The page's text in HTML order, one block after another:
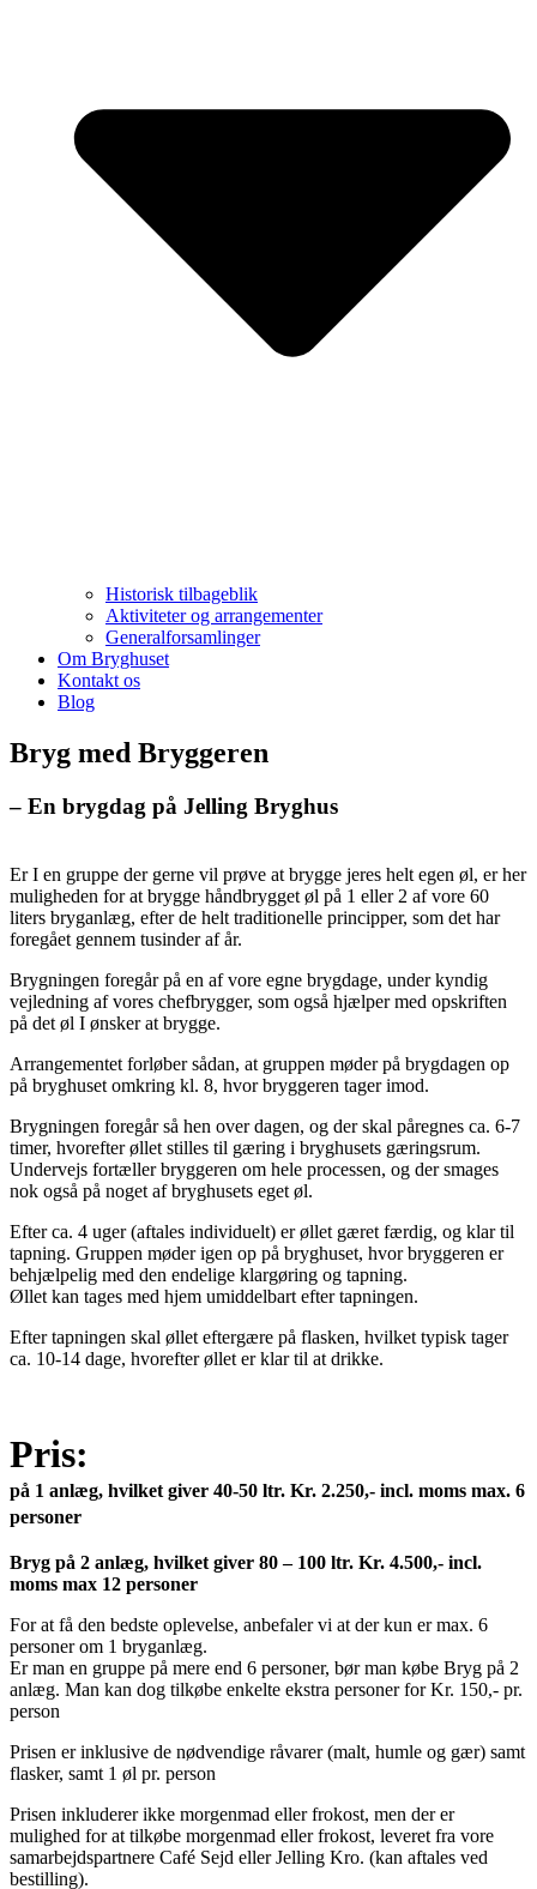
Historisk tilbageblik
Aktiviteter og arrangementer
Generalforsamlinger
Om Bryghuset
Kontakt os
Blog
Bryg med Bryggeren
– En brygdag på Jelling Bryghus
Er I en gruppe der gerne vil prøve at brygge jeres helt egen øl, er her
muligheden for at brygge håndbrygget øl på 1 eller 2 af vore 60
liters bryganlæg, efter de helt traditionelle principper, som det har
foregået gennem tusinder af år.
Brygningen foregår på en af vore egne brygdage, under kyndig
vejledning af vores chefbrygger, som også hjælper med opskriften
på det øl I ønsker at brygge.
Arrangementet forløber sådan, at gruppen møder på brygdagen op
på bryghuset omkring kl. 8, hvor bryggeren tager imod.
Brygningen foregår så hen over dagen, og der skal påregnes ca. 6-7
timer, hvorefter øllet stilles til gæring i bryghusets gæringsrum.
Undervejs fortæller bryggeren om hele processen, og der smages
nok også på noget af bryghusets eget øl.
Efter ca. 4 uger (aftales individuelt) er øllet gæret færdig, og klar til
tapning. Gruppen møder igen op på bryghuset, hvor bryggeren er
behjælpelig med den endelige klargøring og tapning.
Øllet kan tages med hjem umiddelbart efter tapningen.
Efter tapningen skal øllet eftergære på flasken, hvilket typisk tager
ca. 10-14 dage, hvorefter øllet er klar til at drikke.
Pris:
på 1 anlæg, hvilket giver 40-50 ltr. Kr. 2.250,- incl. moms max. 6
personer
Bryg på 2 anlæg, hvilket giver 80 – 100 ltr. Kr. 4.500,- incl.
moms max 12 personer
For at få den bedste oplevelse, anbefaler vi at der kun er max. 6
personer om 1 bryganlæg.
Er man en gruppe på mere end 6 personer, bør man købe Bryg på 2
anlæg. Man kan dog tilkøbe enkelte ekstra personer for Kr. 150,- pr.
person
Prisen er inklusive de nødvendige råvarer (malt, humle og gær) samt
flasker, samt 1 øl pr. person
Prisen inkluderer ikke morgenmad eller frokost, men der er
mulighed for at tilkøbe morgenmad eller frokost, leveret fra vore
samarbejdspartnere Café Sejd eller Jelling Kro. (kan aftales ved
bestilling).